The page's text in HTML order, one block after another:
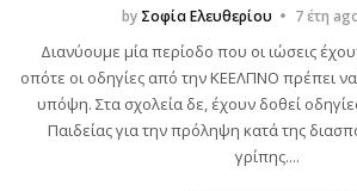
by Σοφία Ελευθερίου 7 έτη
Διανύουμε μία περίοδο που οι ιώσεις
οπότε οι οδηγίες από την ΚΕΕΛΠΝΟ πρέπει
υπόψη. Στα σχολεία δε, έχουν δοθεί
Παιδείας για την πρόληψη κατά της
γρίπης....